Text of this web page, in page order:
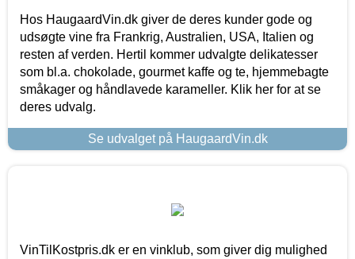
Hos HaugaardVin.dk giver de deres kunder gode og
udsøgte vine fra Frankrig, Australien, USA, Italien og
resten af verden. Hertil kommer udvalgte delikatesser
som bl.a. chokolade, gourmet kaffe og te, hjemmebagte
småkager og håndlavede karameller. Klik her for at se
deres udvalg.
Se udvalget på HaugaardVin.dk
VinTilKostpris.dk er en vinklub, som giver dig mulighed